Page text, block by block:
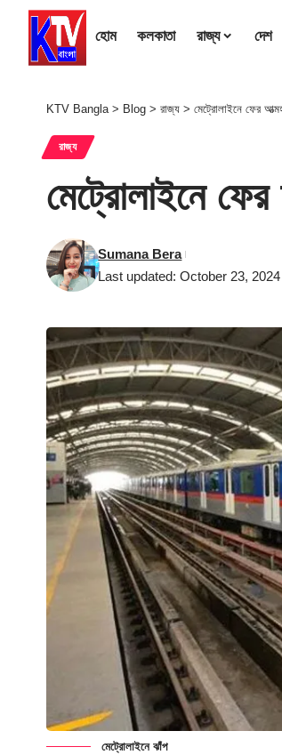
হোম কলকাতা রাজ্য দেশ
KTV Bangla> Blog > রাজ্য > মেট্রোলাইনে ফের
রাজ্য
মেট্রোলাইনে ফের
Last updated: October 23,
Sumana Bera
মেট্রোলাইনে ঝাঁপ